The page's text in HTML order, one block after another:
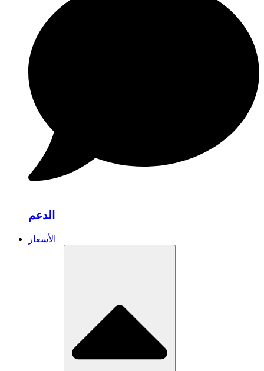
الدعم
الأسعار